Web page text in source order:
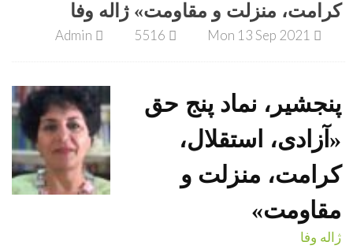
کرامت، منزلت و مقاومت» ژاله وفا
Mon 13 Sep 2021
5516
Admin
پنجشیر، نماد پنج حق
«آزادی، استقلال،
کرامت، منزلت و
مقاومت»
ژاله وفا